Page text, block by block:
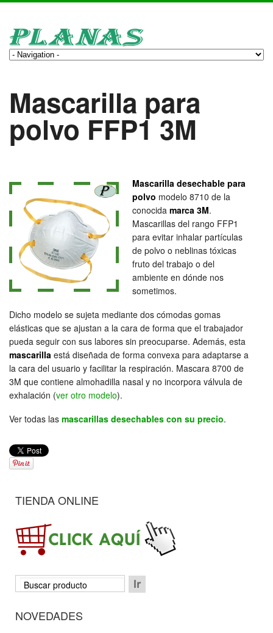
Mascarilla para
polvo FFP1 3M
Mascarilla desechable para
polvo modelo 8710 de la
conocida marca 3M.
Mascarillas del rango FFP1
para evitar inhalar partículas
de polvo o neblinas tóxicas
fruto del trabajo o del
ambiente en dónde nos
sometimos.
Dicho modelo se sujeta mediante dos cómodas gomas
elásticas que se ajustan a la cara de forma que el trabajador
pueda seguir con sus labores sin preocuparse. Además, esta
mascarilla está diseñada de forma convexa para adaptarse a
la cara del usuario y facilitar la respiración. Mascara 8700 de
3M que contiene almohadilla nasal y no incorpora válvula de
exhalación (ver otro modelo).
Ver todas las mascarillas desechables con su precio.
TIENDA ONLINE
NOVEDADES